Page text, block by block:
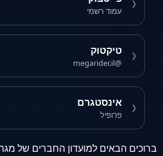
הבאים למועדון החברים של מגה ריידר
עמוד רשמי
טיקטוק
אינסטגרם